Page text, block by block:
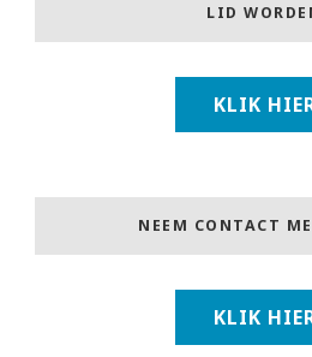
LID
KLIK
NEEM CONTACT
KLIK